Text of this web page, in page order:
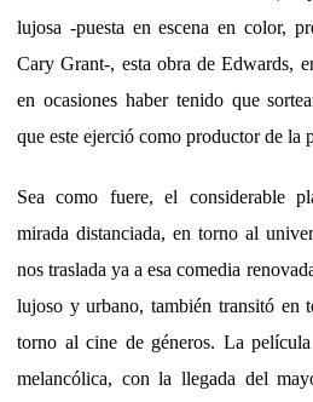
lujosa -puesta en escena en color,
Cary Grant-, esta obra de Edwards,
en ocasiones haber tenido que
que este ejerció como productor de la
Sea como fuere, el considerable
mirada distanciada, en torno al
nos traslada ya a esa comedia
lujoso y urbano, también transitó en
torno al cine de géneros. La
melancólica, con la llegada del